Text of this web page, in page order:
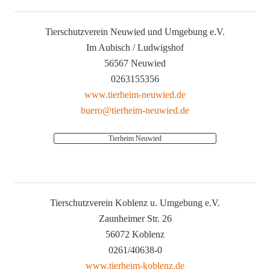
Tierschutzverein Neuwied und Umgebung e.V.
Im Aubisch / Ludwigshof
56567 Neuwied
0263155356
www.tierheim-neuwied.de
buero@tierheim-neuwied.de
Tierheim Neuwied
Tierschutzverein Koblenz u. Umgebung e.V.
Zaunheimer Str. 26
56072 Koblenz
0261/40638-0
www.tierheim-koblenz.de